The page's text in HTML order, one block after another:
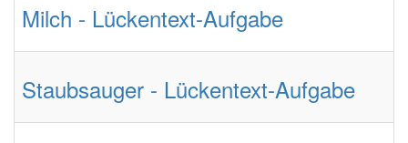
Milch - Lückentext-Aufgabe
Staubsauger - Lückentext-Aufgabe